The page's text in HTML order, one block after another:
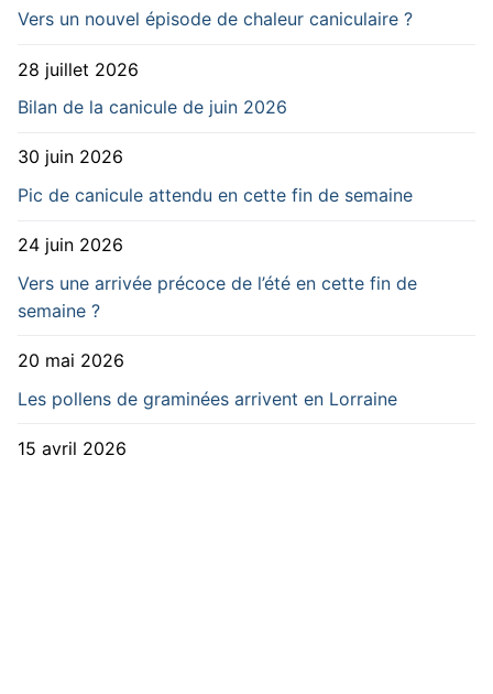
Vers un nouvel épisode de chaleur caniculaire ?
28 juillet 2026
Bilan de la canicule de juin 2026
30 juin 2026
Pic de canicule attendu en cette fin de semaine
24 juin 2026
Vers une arrivée précoce de l’été en cette fin de
semaine ?
20 mai 2026
Les pollens de graminées arrivent en Lorraine
15 avril 2026